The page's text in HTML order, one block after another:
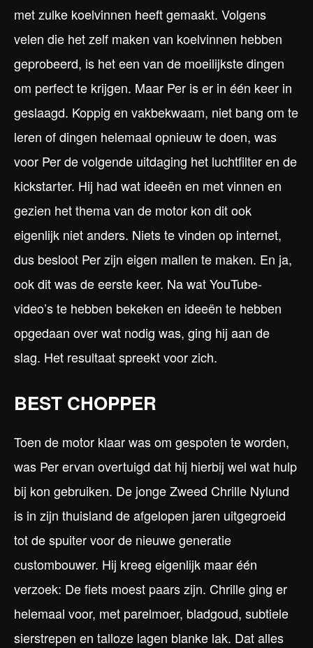
met zulke koelvinnen heeft gemaakt. Volgens
velen die het zelf maken van koelvinnen hebben
geprobeerd, is het een van de moeilijkste dingen
om perfect te krijgen. Maar Per is er in één keer in
geslaagd. Koppig en vakbekwaam, niet bang om te
leren of dingen helemaal opnieuw te doen, was
voor Per de volgende uitdaging het luchtfilter en de
kickstarter. Hij had wat ideeën en met vinnen en
gezien het thema van de motor kon dit ook
eigenlijk niet anders. Niets te vinden op internet,
dus besloot Per zijn eigen mallen te maken. En ja,
ook dit was de eerste keer. Na wat YouTube-
video’s te hebben bekeken en ideeën te hebben
opgedaan over wat nodig was, ging hij aan de
slag. Het resultaat spreekt voor zich.
BEST CHOPPER
Toen de motor klaar was om gespoten te worden,
was Per ervan overtuigd dat hij hierbij wel wat hulp
bij kon gebruiken. De jonge Zweed Chrille Nylund
is in zijn thuisland de afgelopen jaren uitgegroeid
tot de spuiter voor de nieuwe generatie
custombouwer. Hij kreeg eigenlijk maar één
verzoek: De fiets moest paars zijn. Chrille ging er
helemaal voor, met parelmoer, bladgoud, subtiele
sierstrepen en talloze lagen blanke lak. Dat alles